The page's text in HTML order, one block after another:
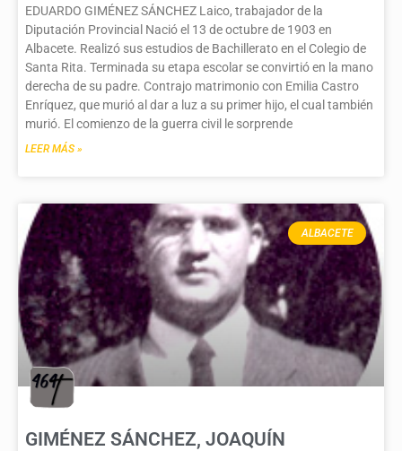
EDUARDO GIMÉNEZ SÁNCHEZ Laico, trabajador de la
Diputación Provincial Nació el 13 de octubre de 1903 en
Albacete. Realizó sus estudios de Bachillerato en el Colegio de
Santa Rita. Terminada su etapa escolar se convirtió en la mano
derecha de su padre. Contrajo matrimonio con Emilia Castro
Enríquez, que murió al dar a luz a su primer hijo, el cual también
murió. El comienzo de la guerra civil le sorprende
LEER MÁS »
ALBACETE
GIMÉNEZ SÁNCHEZ, JOAQUÍN